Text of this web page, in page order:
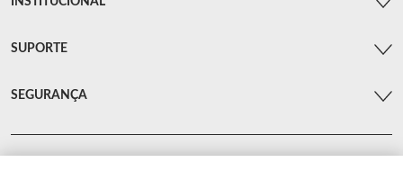
SUPORTE
SEGURANÇA